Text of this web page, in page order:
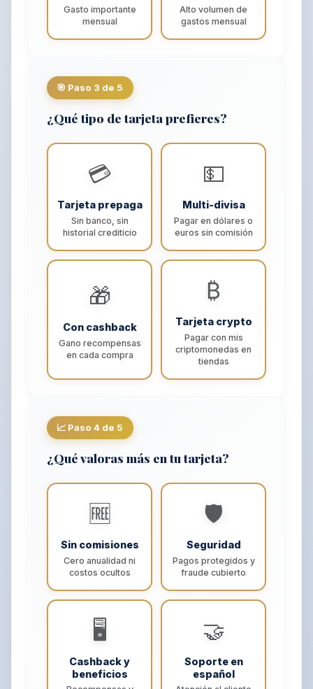
Gasto importante
mensual
Alto volumen de
gastos mensual
🎯 Paso 3 de 5
¿Qué tipo de tarjeta prefieres?
💳
Tarjeta prepaga
Sin banco, sin
historial crediticio
💵
Multi-divisa
Pagar en dólares o
euros sin comisión
🎁
Con cashback
Gano recompensas
en cada compra
₿
Tarjeta crypto
Pagar con mis
criptomonedas en
tiendas
📈 Paso 4 de 5
¿Qué valoras más en tu tarjeta?
🆓
Sin comisiones
Cero anualidad ni
costos ocultos
🛡️
Seguridad
Pagos protegidos y
fraude cubierto
🖥️
Cashback y
beneficios
🤝
Soporte en
español